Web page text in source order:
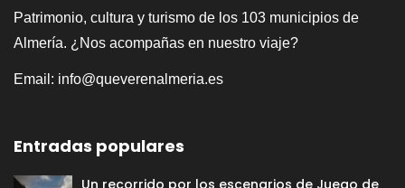
Patrimonio, cultura y turismo de los 103 municipios de
Almería. ¿Nos acompañas en nuestro viaje?
Email: info@queverenalmeria.es
Entradas populares
Un recorrido por los escenarios de Juego de